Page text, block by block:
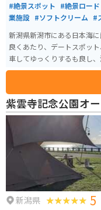
#絶景スポット #絶景ロード
業施設 #ソフトクリーム #
新潟県新潟市にある日本海
良くあたり、デートスポッ
車してゆっくりするも良し
の家、サップ、マリンスポ
部である古町や万代の好立
紫雲寺記念公園オ
新潟県 5